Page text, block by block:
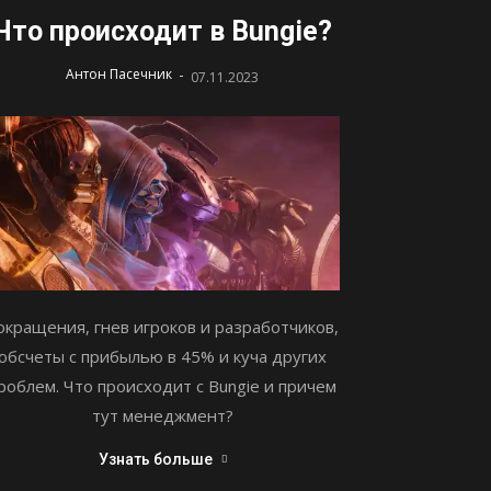
происходит в Bungie?
Антон Пасечник - 07.11.2023
гнев игроков и разработчиков,
с прибылью в 45% и куча других
Что происходит с Bungie и причем
тут менеджмент?
Узнать больше